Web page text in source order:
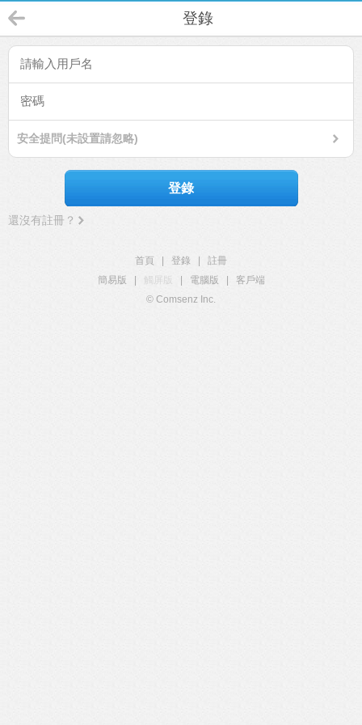
登錄
安全提問(未設置請忽略)
登錄
還沒有註冊？
首頁 登錄
註冊
簡易版
觸屏版 電腦版
客戶端
© Comsenz Inc.